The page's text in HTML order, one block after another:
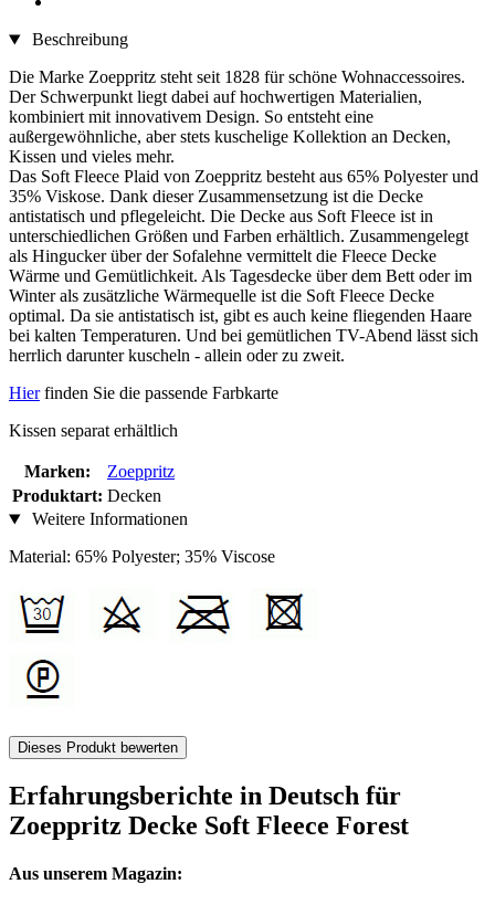
Beschreibung
Die Marke Zoeppritz steht seit 1828 für schöne Wohnaccessoires.
Der Schwerpunkt liegt dabei auf hochwertigen Materialien,
kombiniert mit innovativem Design. So entsteht eine
außergewöhnliche, aber stets kuschelige Kollektion an Decken,
Kissen und vieles mehr.
Das Soft Fleece Plaid von Zoeppritz besteht aus 65% Polyester und
35% Viskose. Dank dieser Zusammensetzung ist die Decke
antistatisch und pflegeleicht. Die Decke aus Soft Fleece ist in
unterschiedlichen Größen und Farben erhältlich. Zusammengelegt
als Hingucker über der Sofalehne vermittelt die Fleece Decke
Wärme und Gemütlichkeit. Als Tagesdecke über dem Bett oder im
Winter als zusätzliche Wärmequelle ist die Soft Fleece Decke
optimal. Da sie antistatisch ist, gibt es auch keine fliegenden Haare
bei kalten Temperaturen. Und bei gemütlichen TV-Abend lässt sich
herrlich darunter kuscheln - allein oder zu zweit.
Hierfinden Sie die passende Farbkarte
Kissen separat erhältlich
Marken:
Zoeppritz
Produktart: Decken
Weitere Informationen
Material: 65% Polyester; 35% Viscose
Dieses Produkt bewerten
Erfahrungsberichte in Deutsch für
Zoeppritz Decke Soft Fleece Forest
Aus unserem Magazin: